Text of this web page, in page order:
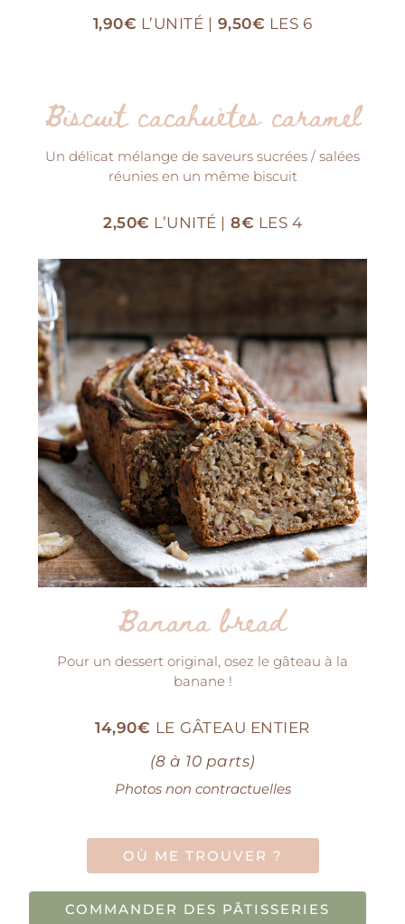
1,90€ L’UNITÉ | 9,50€ LES 6
Biscuit cacahuètes caramel
Un délicat mélange de saveurs sucrées / salées
réunies en un même biscuit
2,50€ L’UNITÉ | 8€ LES 4
Banana bread
Pour un dessert original, osez le gâteau à la
banane !
14,90€ LE GÂTEAU ENTIER
(8 à 10 parts)
Photos non contractuelles
OÙ ME TROUVER ?
COMMANDER DES PÂTISSERIES